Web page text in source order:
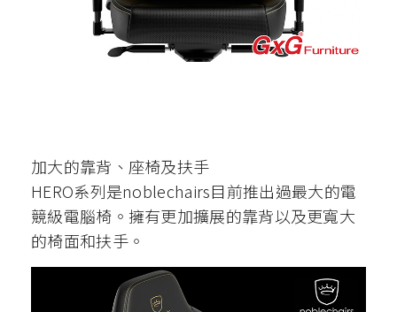
加大的靠背、座椅及扶手
HERO系列是noblechairs目前推出過最大的電
競級電腦椅。擁有更加擴展的靠背以及更寬大
的椅面和扶手。